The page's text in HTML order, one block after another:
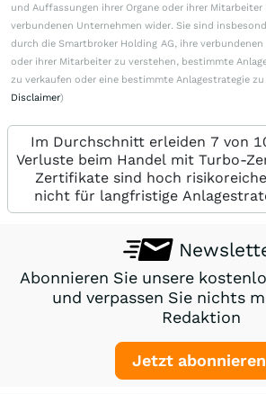
und Auffassungen ihrer Organe oder ihrer Mitarbeiter
verbundenen Unternehmen wider. Sie sind
durch die Smartbroker Holding AG, ihre
oder ihrer Mitarbeiter zu verstehen, bestimmte
zu verkaufen oder eine bestimmte Anlagestrategie
Disclaimer)
Im Durchschnitt erleiden 7 von
Verluste beim Handel mit Turbo-
Zertifikate sind hoch
nicht für langfristige
Abonnieren Sie unsere
und verpassen Sie nichts
Redaktion
Jetzt